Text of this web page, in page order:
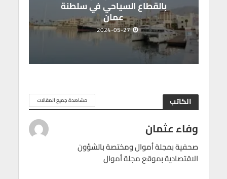
بالقطاع السياحي في سلطنة
عمان
2024-05-27
الكاتب مشاهدة جميع المقالات
وفاء عثمان
صحفية بمجلة أموال ومختصة بالشؤون
الاقتصادية بموقع مجلة أموال